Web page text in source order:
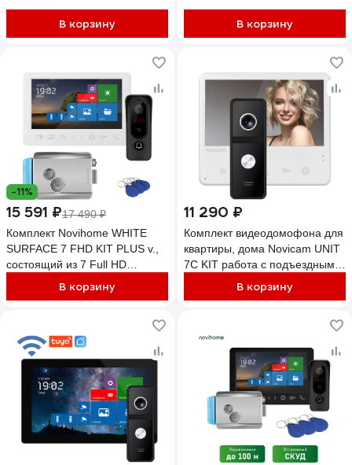
В корзину
электромеханический замок
В корзину
-11%
15 591 ₽17 490 ₽
Комплект Novihome WHITE
SURFACE 7 FHD KIT PLUS v.,
состоящий из 7 Full HD
панели со СКУД и
В корзину
11 290 ₽
Комплект видеодомофона для
квартиры, дома Novicam UNIT
7C KIT работа с подъездным
без дополнительного
В корзину